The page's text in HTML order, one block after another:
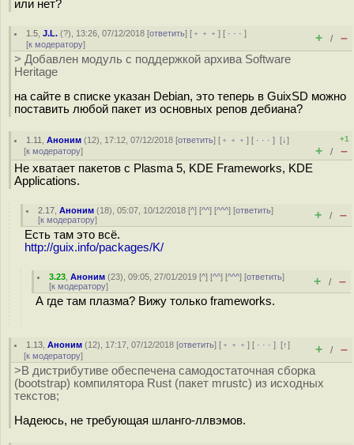
или нет?
1.5 ,J.L. (?), 13:26, 07/12/2018 [ответить] [ ﹢﹢﹢] [ · · ·]
[к модератору] + / –
> Добавлен модуль с поддержкой архива Software
Heritage
на сайте в списке указан Debian, это теперь в GuixSD можно
поставить любой пакет из основных репов дебиана?
1.11 ,Аноним (12), 17:12, 07/12/2018 [ответить] [ ﹢﹢﹢] [ · · ·][↓]
[к модератору]
+1
+ / –
Не хватает пакетов с Plasma 5, KDE Frameworks, KDE
Applications.
2.17 ,Аноним (18), 05:07, 10/12/2018 [^] [^^] [^^^] [ответить]
[к модератору] + / –
Есть там это всё.
http://guix.info/packages/K/
3.23 ,Аноним (23), 09:05, 27/01/2019 [^] [^^] [^^^] [ответить]
[к модератору] + / –
А где там плазма? Вижу только frameworks.
1.13 ,Аноним (12), 17:17, 07/12/2018 [ответить] [ ﹢﹢﹢] [ · · ·][↑]
[к модератору] + / –
>В дистрибутиве обеспечена самодостаточная сборка
(bootstrap) компилятора Rust (пакет mrustc) из исходных
текстов;
Надеюсь, не требующая шланго-ллвэмов.